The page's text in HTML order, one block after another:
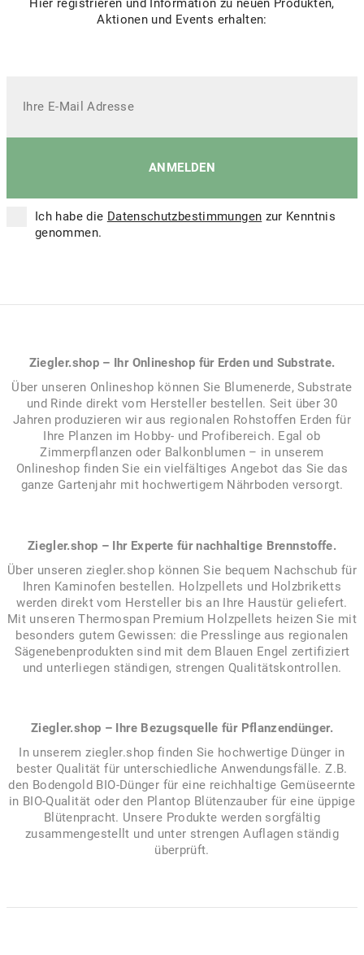
Hier registrieren und Information zu neuen Produkten,
Aktionen und Events erhalten:
Ich habe die Datenschutzbestimmungen zur Kenntnis
genommen.
Ziegler.shop – Ihr Onlineshop für Erden und Substrate.
Über unseren Onlineshop können Sie Blumenerde, Substrate
und Rinde direkt vom Hersteller bestellen. Seit über 30
Jahren produzieren wir aus regionalen Rohstoffen Erden für
Ihre Planzen im Hobby- und Profibereich. Egal ob
Zimmerpflanzen oder Balkonblumen – in unserem
Onlineshop finden Sie ein vielfältiges Angebot das Sie das
ganze Gartenjahr mit hochwertigem Nährboden versorgt.
Ziegler.shop – Ihr Experte für nachhaltige Brennstoffe.
Über unseren ziegler.shop können Sie bequem Nachschub für
Ihren Kaminofen bestellen. Holzpellets und Holzbriketts
werden direkt vom Hersteller bis an Ihre Haustür geliefert.
Mit unseren Thermospan Premium Holzpellets heizen Sie mit
besonders gutem Gewissen: die Presslinge aus regionalen
Sägenebenprodukten sind mit dem Blauen Engel zertifiziert
und unterliegen ständigen, strengen Qualitätskontrollen.
Ziegler.shop – Ihre Bezugsquelle für Pflanzendünger.
In unserem ziegler.shop finden Sie hochwertige Dünger in
bester Qualität für unterschiedliche Anwendungsfälle. Z.B.
den Bodengold BIO-Dünger für eine reichhaltige Gemüseernte
in BIO-Qualität oder den Plantop Blütenzauber für eine üppige
Blütenpracht. Unsere Produkte werden sorgfältig
zusammengestellt und unter strengen Auflagen ständig
überprüft.